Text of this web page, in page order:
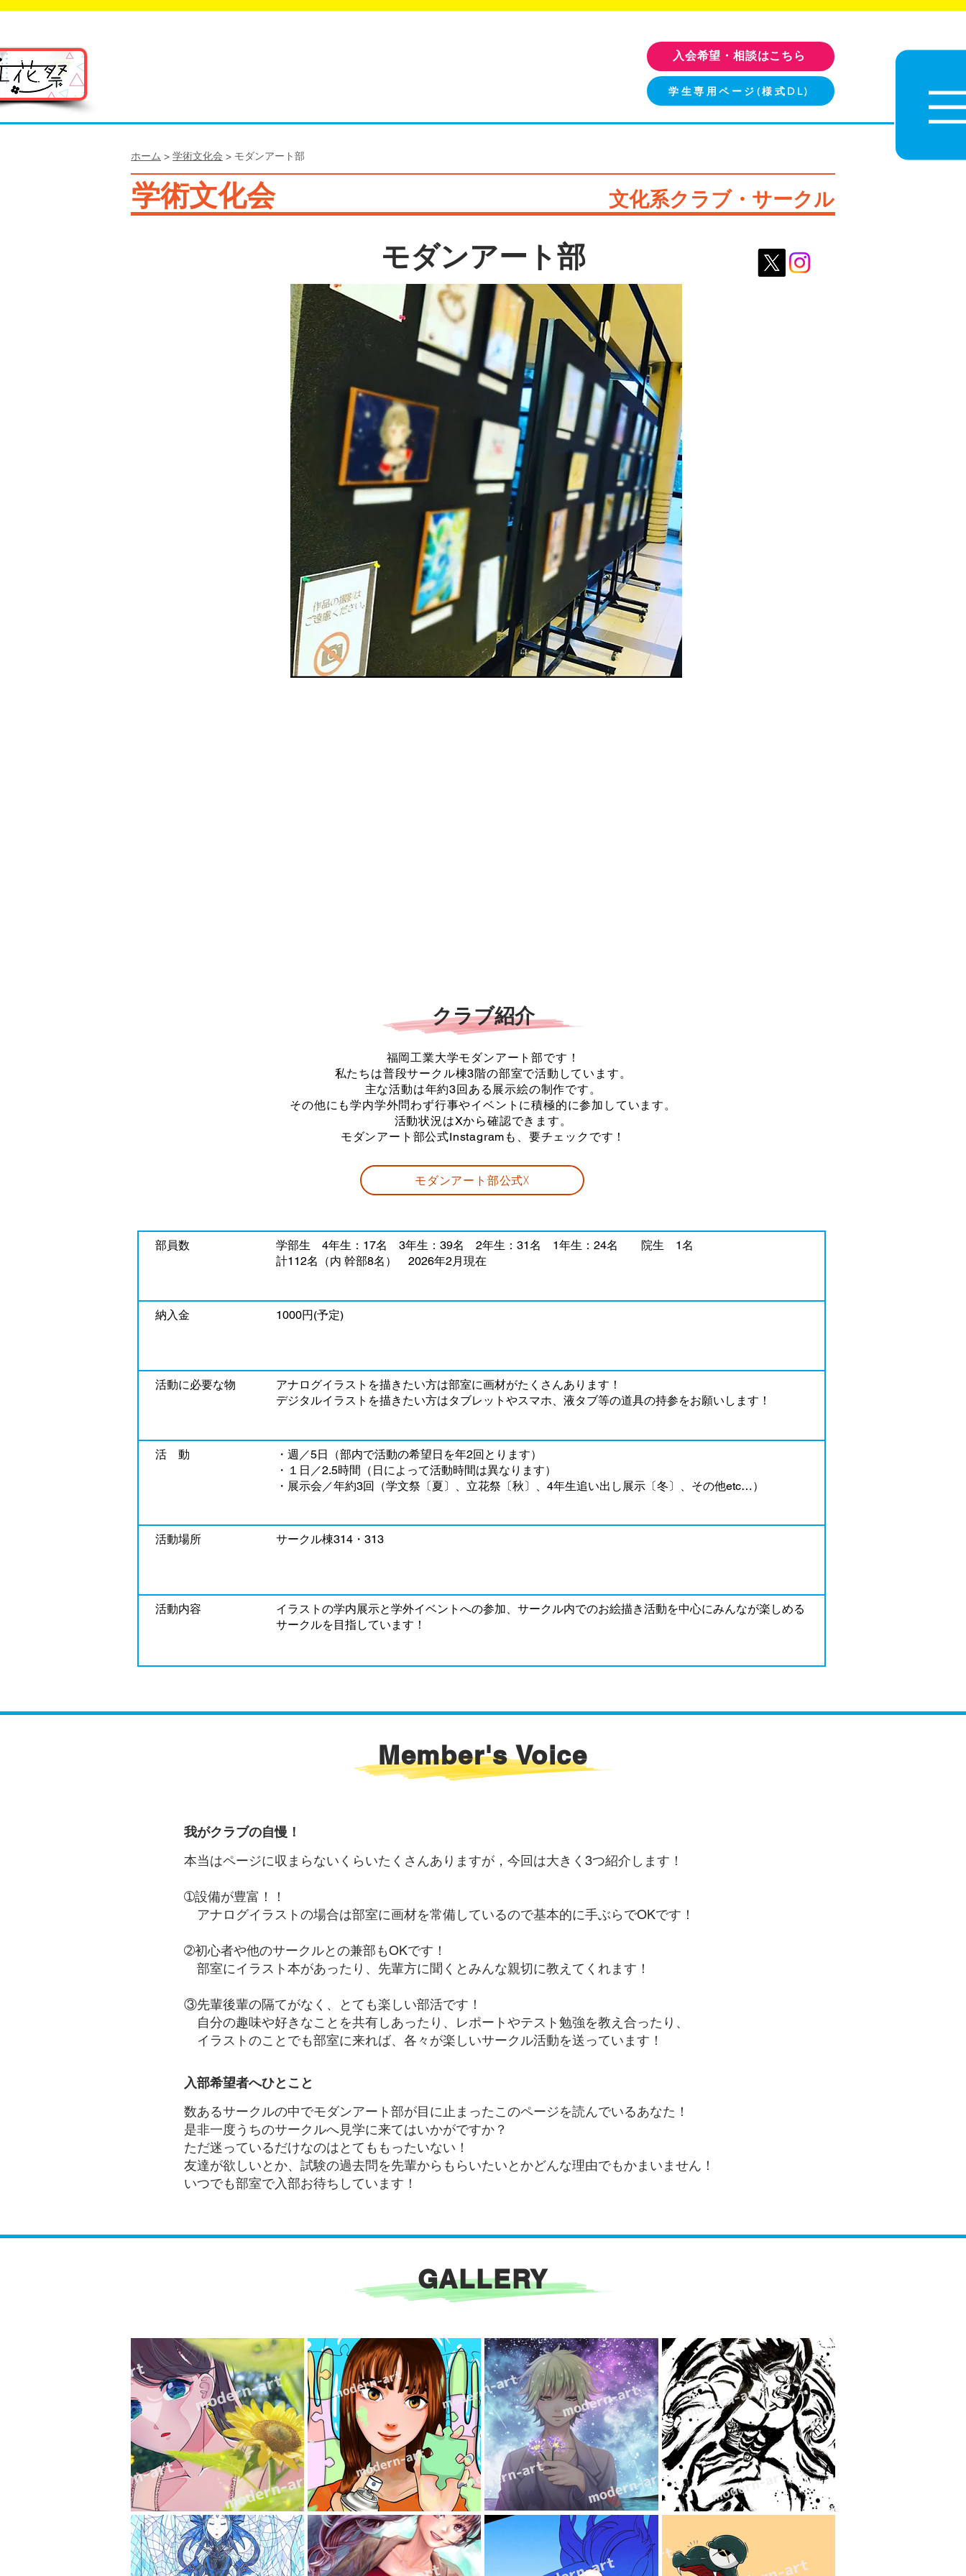
入会希望・相談はこちら
学生専用ページ(様式DL)
ホーム > 学術文化会 > モダンアート部
文化系クラブ・サークル
学術文化会
モダンアート部
クラブ紹介
福岡工業大学モダンアート部です！
私たちは普段サークル棟3階の部室で活動しています。
主な活動は年約3回ある展示絵の制作です。
​その他にも学内学外問わず行事やイベントに積極的に参加しています。
活動状況はXから確認できます。
モダンアート部公式​Instagramも、要チェックです！
モダンアート部公式X
部員数
学部生 4年生：17名 3年生：39名 2年生：31名 1年生：24名 院生 1名
計112名（内 幹部8名）​ 2026年2月現在
納入金 1000円(予定)
​活動に必要な物
アナログイラストを描きたい方は部室に画材がたくさんあります！
デジタルイラストを描きたい方はタブレットやスマホ、液タブ等の道具の持参をお願いします！
活 動
・週／5日（部内で活動の希望日を年2回とります）
・１日／2.5時間（日によって活動時間は異なります）
・展示会／年約3回（学文祭〔夏〕、立花祭〔秋〕、4年生追い出し展示〔冬〕、その他etc…）
活動場所 サークル棟314・313
活動内容
イラストの学内展示と学外イベントへの参加、サークル内でのお絵描き活動を中心にみんなが楽しめる
サークルを目指しています！
Member's Voice
我がクラブの自慢！
本当はページに収まらないくらいたくさんありますが，今回は大きく3つ紹介します！
➀設備が豊富！！
アナログイラストの場合は部室に画材を常備しているので基本的に手ぶらでOKです！
➁初心者や他のサークルとの兼部もOKです！
部室にイラスト本があったり、先輩方に聞くとみんな親切に教えてくれます！
③先輩後輩の隔てがなく、とても楽しい部活です！
自分の趣味や好きなことを共有しあったり、レポートやテスト勉強を教え合ったり、
イラストのことでも部室に来れば、各々が楽しいサークル活動を送っています！
入部希望者へひとこと
数あるサークルの中でモダンアート部が目に止まったこのページを読んでいるあなた！
是非一度うちのサークルへ見学に来てはいかがですか？
ただ迷っているだけなのはとてももったいない！
友達が欲しいとか、試験の過去問を先輩からもらいたいとかどんな理由でもかまいません！
いつでも部室で入部お待ちしています！
GALLERY